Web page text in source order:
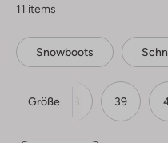
11 items
Snowboots
Größe
37 38 39